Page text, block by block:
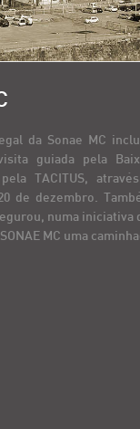
da Sonae MC
guiada pela
pela TACITUS,
de dezembro.
numa
MC uma